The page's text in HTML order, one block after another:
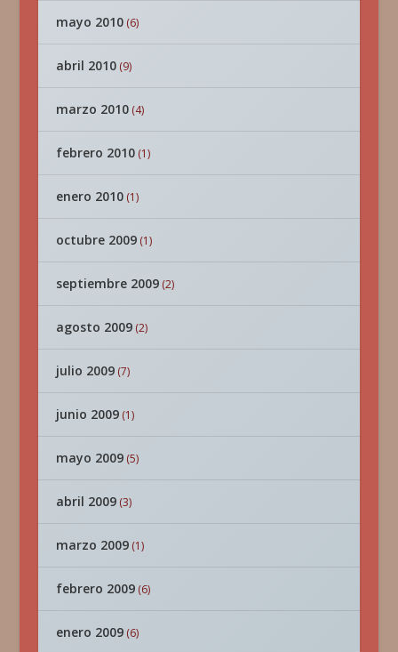
mayo 2010(6)
abril 2010(9)
marzo 2010(4)
febrero 2010(1)
enero 2010(1)
octubre 2009(1)
septiembre 2009(2)
agosto 2009(2)
julio 2009(7)
junio 2009(1)
mayo 2009(5)
abril 2009(3)
marzo 2009(1)
febrero 2009(6)
enero 2009(6)